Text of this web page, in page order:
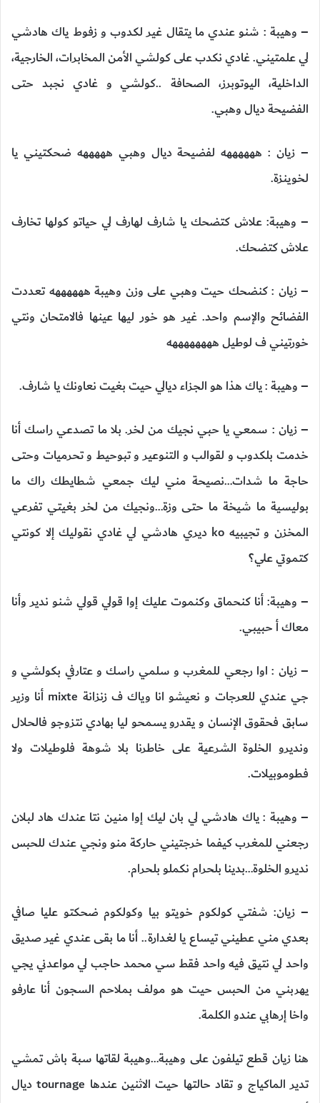
– وهيبة : شنو عندي ما يتقال غير لكدوب و زفوط ياك هادشي
لي علمتيني. غادي نكدب على كولشي الأمن المخابرات، الخارجية،
الداخلية، اليوتوبرز، الصحافة ..كولشي و غادي نجبد حتى
الفضيحة ديال وهبي.
– زيان : ههههههه لفضيحة ديال وهبي هههههه ضحكتيني يا
لخوينزة.
– وهيبة: علاش كتضحك يا شارف لهارف لي حياتو كولها تخارف
علاش كتضحك.
– زيان : كنضحك حيت وهبي على وزن وهيبة ههههههه تعددت
الفضائح والإسم واحد. غير هو خور ليها عينها فالامتحان ونتي
خورتيني ف لوطيل ههههههههه
– وهيبة : ياك هذا هو الجزاء ديالي حيت بغيت نعاونك يا شارف.
– زيان : سمعي يا حبي نجيك من لخر. بلا ما تصدعي راسك أنا
خدمت بلكدوب و لقوالب و التنوعير و تبوحيط و تحرميات وحتى
حاجة ما شدات…نصيحة مني ليك جمعي شطايطك راك ما
بوليسية ما شيخة ما حتى وزة…ونجيك من لخر بغيتي تفرعي
المخزن و تجيبيه ko ديري هادشي لي غادي نقوليك إلا كونتي
كتموتي علي؟
– وهيبة: أنا كنحماق وكنموت عليك إوا قولي قولي شنو ندير وأنا
معاك أ حبيبي.
– زيان : اوا رجعي للمغرب و سلمي راسك و عتارفي بكولشي و
جي عندي للعرجات و نعيشو انا وياك ف زنزانة mixte أنا وزير
سابق فحقوق الإنسان و يقدرو يسمحو ليا بهادي نتزوجو فالحلال
ونديرو الخلوة الشرعية على خاطرنا بلا شوهة فلوطيلات ولا
فطوموبيلات.
– وهيبة : ياك هادشي لي بان ليك إوا منين نتا عندك هاد لبلان
رجعني للمغرب كيفما خرجتيني حاركة منو ونجي عندك للحبس
نديرو الخلوة…بدينا بلحرام نكملو بلحرام.
– زيان: شفتي كولكوم خويتو بيا وكولكوم ضحكتو عليا صافي
بعدي مني عطيني تيساع يا لغدارة.. أنا ما بقى عندي غير صديق
واحد لي نتيق فيه واحد فقط سي محمد حاجب لي مواعدني يجي
يهربني من الحبس حيت هو مولف بملاحم السجون أنا عارفو
واخا إرهابي عندو الكلمة.
هنا زيان قطع تيلفون على وهيبة…وهيبة لقاتها سبة باش تمشي
تدير الماكياج و تقاد حالتها حيت الاثنين عندها tournage ديال